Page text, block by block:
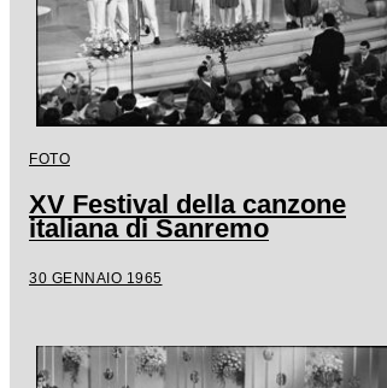
FOTO
XV Festival della canzone
italiana di Sanremo
30 GENNAIO 1965